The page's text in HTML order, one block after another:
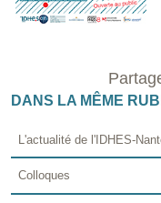
DANS LA MÊME
L'actualité de l'IDHES-
Colloques